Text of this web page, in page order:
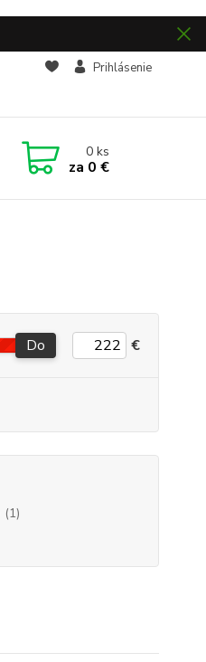
Prihlásenie
0ks
za 0 €
Do €
(1)